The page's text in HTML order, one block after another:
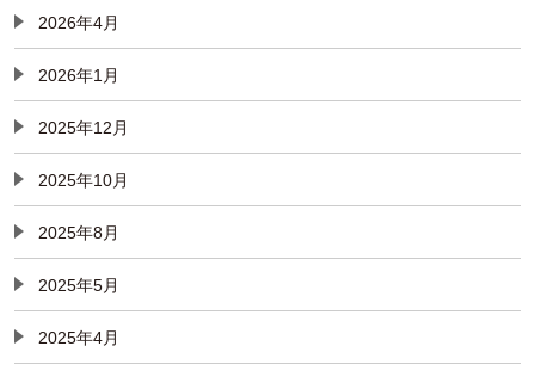
2026年4月
2026年1月
2025年12月
2025年10月
2025年8月
2025年5月
2025年4月